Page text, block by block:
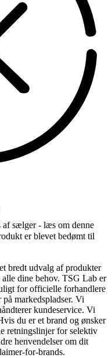
af sælger - læs om denne
er blevet bedømt til
bredt udvalg af produkter
dine behov. TSG Lab er
for officielle forhandlere
markedspladser. Vi
kundeservice. Vi
du er et brand og ønsker
retningslinjer for selektiv
henvendelser om dit
for-brands.